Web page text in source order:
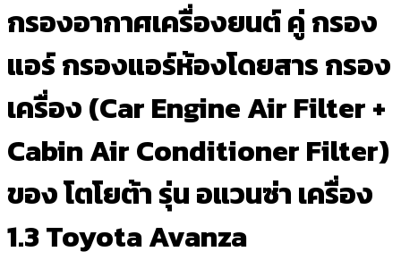
กรองอากาศเครื่องยนต์ คู่ กรอง
แอร์ กรองแอร์ห้องโดยสาร กรอง
เครื่อง (Car Engine Air Filter +
Cabin Air Conditioner Filter)
ของ โตโยต้า รุ่น อแวนซ่า เครื่อง
1.3 Toyota Avanza